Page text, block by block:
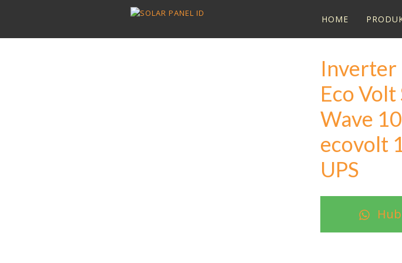
HOME
Inverter
Eco
Wave
ecovolt
UPS